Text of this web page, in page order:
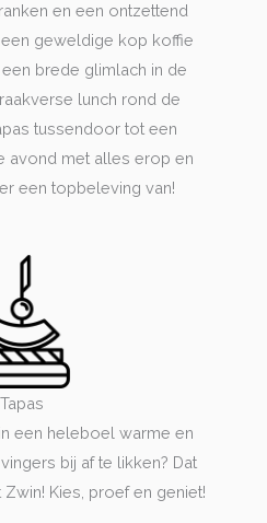
en een ontzettend
geweldige kop koffie
brede glimlach in de
lunch rond de
tussendoor tot een
avond met alles erop en
een topbeleving van!
Tapas
een heleboel warme en
bij af te likken? Dat
Zwin! Kies, proef en geniet!